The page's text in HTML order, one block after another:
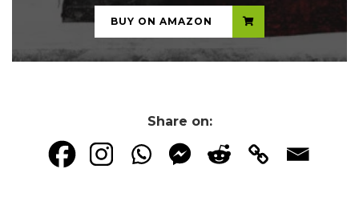
BUY ON AMAZON
Share on: